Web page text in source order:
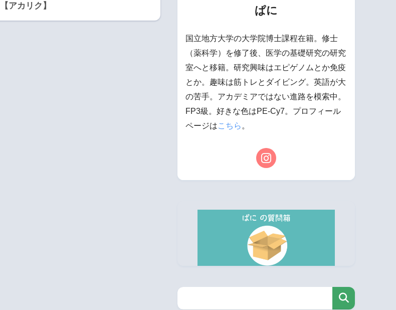
アカリク】
ぱに
国立地方大学の大学院博士課程在籍。修士
（薬科学）を修了後、医学の基礎研究の研究
室へと移籍。研究興味はエピゲノムとか免疫
とか。趣味は筋トレとダイビング。英語が大
の苦手。アカデミアではない進路を模索中。
FP3級。好きな色はPE-Cy7。プロフィール
ページはこちら 。